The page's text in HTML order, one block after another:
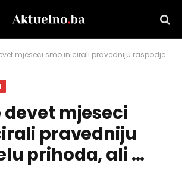
smo inicirali pravedniju raspodjelu prihoda, ali …VIDEO
devet mjeseci
pravedniju
prihoda, ali …